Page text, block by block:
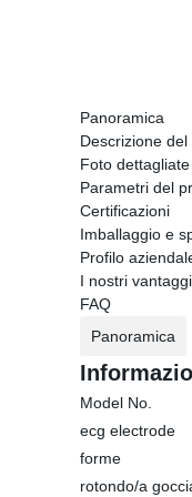
Panoramica
Descrizione
Foto dettagliate
Parametri del
Certificazioni
Imballaggio e
Profilo
I nostri vantaggi
FAQ
Panoramica
Model No.
ecg electrode
forme
rotondo/a